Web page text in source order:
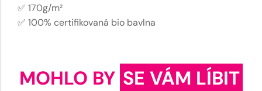
✅ 170g/m²
✅ 100% certifikovaná bio bavlna
MOHLO BY SE VÁM LÍBIT